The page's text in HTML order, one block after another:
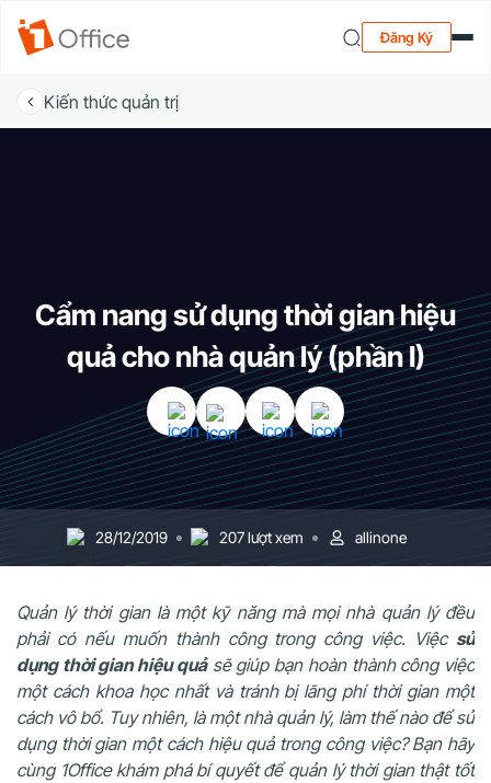
Đăng Ký
Kiến thức quản trị
Cẩm nang sử dụng thời gian hiệu
quả cho nhà quản lý (phần I)
28/12/2019 207 lượt xem allinone
Quản lý thời gian là một kỹ năng mà mọi nhà quản lý đều
phải có nếu muốn thành công trong công việc. Việc sử
dụng thời gian hiệu quảsẽ giúp bạn hoàn thành công việc
một cách khoa học nhất và tránh bị lãng phí thời gian một
cách vô bổ. Tuy nhiên, là một nhà quản lý, làm thế nào để sử
dụng thời gian một cách hiệu quả trong công việc? Bạn hãy
cùng 1Office khám phá bí quyết để quản lý thời gian thật tốt